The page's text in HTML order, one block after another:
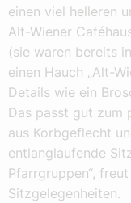
einen viel helleren
Alt-Wiener
(sie waren bereits
einen Hauch „Alt-
Details wie ein
Das passt gut zum
aus Korbgeflecht
entlanglaufende
Pfarrgruppen“,
Sitzgelegenheiten.